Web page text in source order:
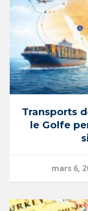
Transports
le Golfe
mars 6,